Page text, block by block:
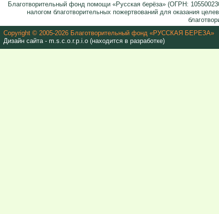
Благотворительный фонд помощи «Русская берёза» (ОГРН:
налогом благотворительных пожертвований для оказания
Copyright © 2005-2026 Благотворительный фонд «РУССКАЯ БЕРЕЗА»
Дизайн сайта - m.s.c.o.r.p.i.o (находится в разработке)